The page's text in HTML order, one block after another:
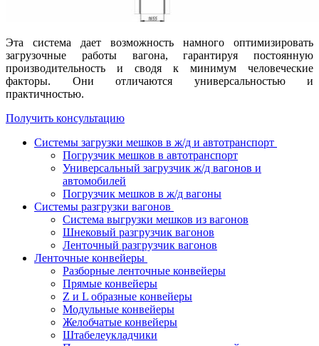
Эта система дает возможность намного оптимизировать
загрузочные работы вагона, гарантируя постоянную
производительность и сводя к минимум человеческие
факторы. Они отличаются универсальностью и
практичностью.
Получить консультацию
Системы загрузки мешков в ж/д и автотранспорт
Погрузчик мешков в автотранспорт
Универсальный загрузчик ж/д вагонов и
автомобилей
Погрузчик мешков в ж/д вагоны
Системы разгрузки вагонов
Система выгрузки мешков из вагонов
Шнековый разгрузчик вагонов
Ленточный разгрузчик вагонов
Ленточные конвейеры
Разборные ленточные конвейеры
Прямые конвейеры
Z и L образные конвейеры
Модульные конвейеры
Желобчатые конвейеры
Штабелеукладчики